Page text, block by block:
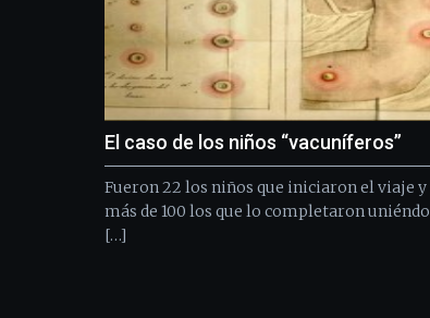
El caso de los niños “vacuníferos”
Fueron 22 los niños que iniciaron el viaje y
más de 100 los que lo completaron
[…]